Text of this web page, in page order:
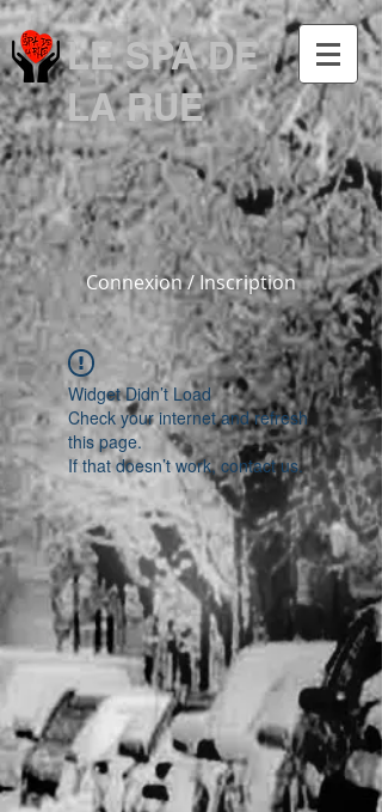
LE SPA DE
LA RUE
Connexion / Inscription
Widget Didn’t Load
Check your internet and refresh
this page.
If that doesn’t work, contact us.